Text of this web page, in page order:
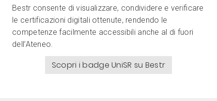
Bestr consente di visualizzare, condividere e verificare
le certificazioni digitali ottenute, rendendo le
competenze facilmente accessibili anche al di fuori
dell’Ateneo.
Scopri i badge UniSR su Bestr